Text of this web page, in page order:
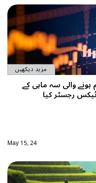
مزید دیکھیں
31 مارچ 2024 کو ختم ہونے والی سہ ماہی کے
May 15, 24